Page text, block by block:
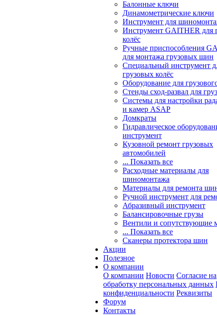
Балонные ключи
Динамометрические ключи
Инструмент для
Инструмент GAITHER для
колёс
Ручные приспособления
для монтажа грузовых шин
Специальный инструмент
грузовых колёс
Оборудование для
Стенды сход-развал для
Системы для настройки
и камер ASAP
Домкраты
Гидравлическое
инструмент
Кузовной ремонт грузовых
автомобилей
... Показать все
Расходные материалы для
шиномонтажа
Материалы для ремонта
Ручной инструмент для
Абразивный инструмент
Балансировочные грузы
Вентили и сопутствующие
... Показать все
Сканеры протектора шин
Акции
Полезное
О компании
О компании Новости Согласие на
обработку персональных данных
конфиденциальности Реквизиты
Форум
Контакты